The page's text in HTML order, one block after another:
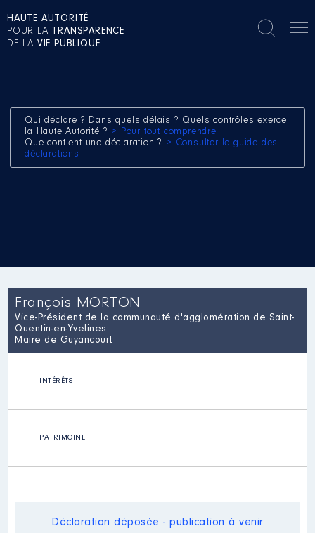
HAUTE AUTORITÉ
POUR LA TRANSPARENCE
DE LA VIE PUBLIQUE
Qui déclare ? Dans quels délais ? Quels contrôles exerce
la Haute Autorité ? > Pour tout comprendre
Que contient une déclaration ? > Consulter le guide des
déclarations
François MORTON
Vice-Président de la communauté d'agglomération de Saint-
Quentin-en-Yvelines
Maire de Guyancourt
INTÉRÊTS
PATRIMOINE
Déclaration déposée - publication à venir